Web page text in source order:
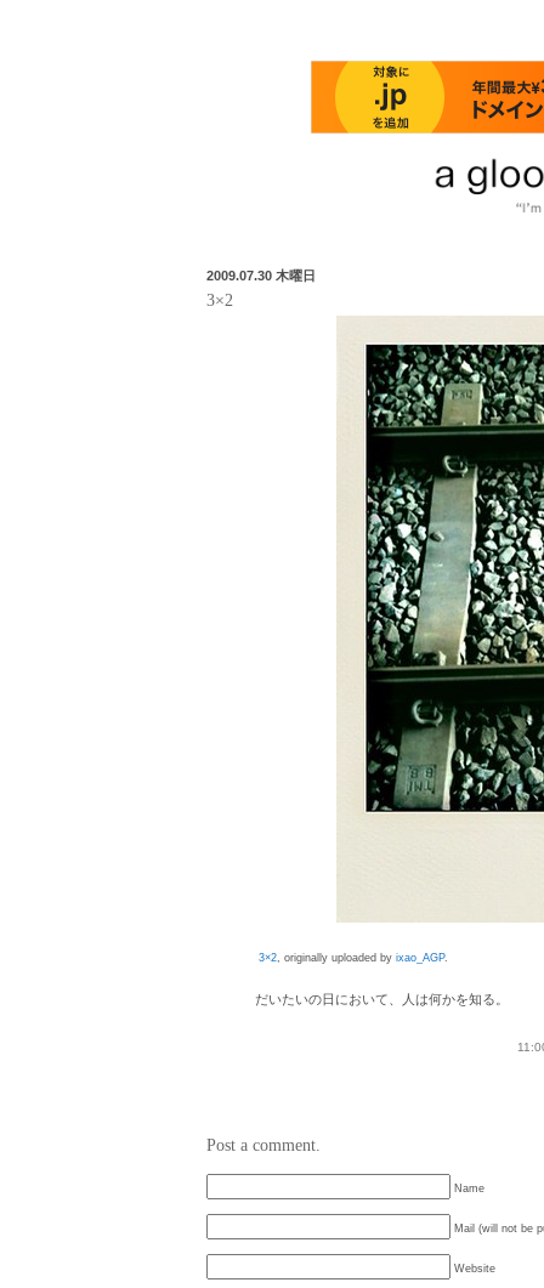
2009.07.30 木曜日
3×2
3×2 , originally uploaded by ixao_AGP.
だいたいの日において、人は何かを知る。
Post a comment.
Name
Mail (will not be
Website